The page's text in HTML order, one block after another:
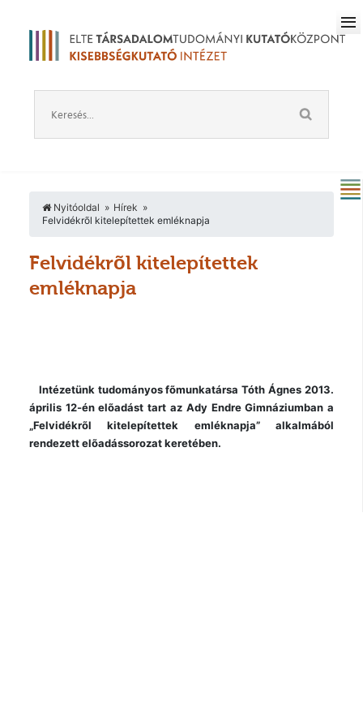
Nyitóoldal
Hírek
Felvidékrõl kitelepítettek emléknapja
Felvidékrõl kitelepítettek
emléknapja
Intézetünk tudományos fõmunkatársa Tóth Ágnes 2013.
április 12-én elõadást tart az Ady Endre Gimnáziumban a
„Felvidékrõl kitelepítettek emléknapja” alkalmából
rendezett elõadássorozat keretében.